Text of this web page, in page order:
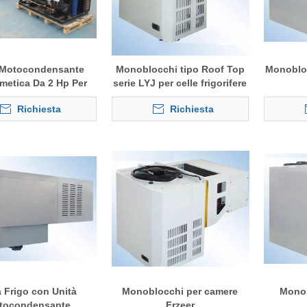
Da 2 Hp Per
Frigorifere
Richiesta
Monoblocchi tipo Roof Top
serie LYJ per celle frigorifere
Richiesta
Frigo con Unità
Monoblocchi per camere